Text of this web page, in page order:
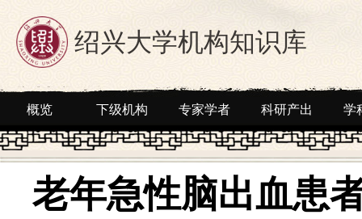
绍兴大学机构知识库
概览 下级机构 专家学者 科研产出 学
老年急性脑出血患